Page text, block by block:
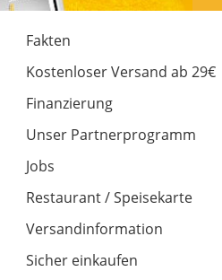
Fakten
Kostenloser Versand ab 29€
Finanzierung
Unser Partnerprogramm
Jobs
Restaurant / Speisekarte
Versandinformation
Sicher einkaufen